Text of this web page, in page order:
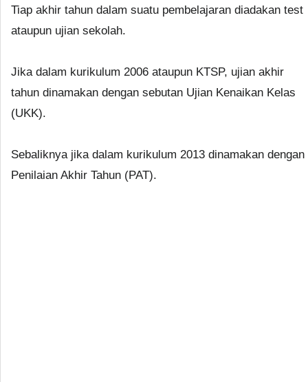
Tiap akhir tahun dalam suatu pembelajaran diadakan test
ataupun ujian sekolah.
Jika dalam kurikulum 2006 ataupun KTSP, ujian akhir
tahun dinamakan dengan sebutan Ujian Kenaikan Kelas
(UKK).
Sebaliknya jika dalam kurikulum 2013 dinamakan dengan
Penilaian Akhir Tahun (PAT).